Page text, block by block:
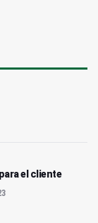
el cliente